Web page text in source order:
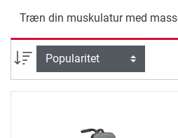
Træn din muskulatur med
sortering